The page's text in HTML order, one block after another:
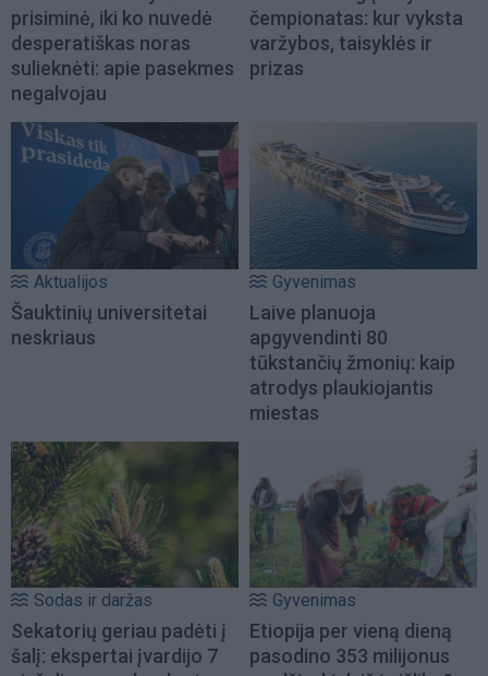
prisiminė, iki ko nuvedė
desperatiškas noras
sulieknėti: apie pasekmes
negalvojau
čempionatas: kur vyksta
varžybos, taisyklės ir
prizas
Aktualijos
Šauktinių universitetai
neskriaus
Gyvenimas
Laive planuoja
apgyvendinti 80
tūkstančių žmonių: kaip
atrodys plaukiojantis
miestas
Sodas ir daržas
Sekatorių geriau padėti į
šalį: ekspertai įvardijo 7
Gyvenimas
Etiopija per vieną dieną
pasodino 353 milijonus